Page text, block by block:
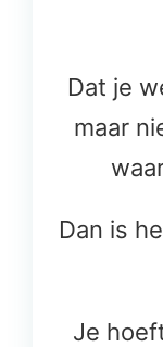
Dat je
maar
Dan is
Je